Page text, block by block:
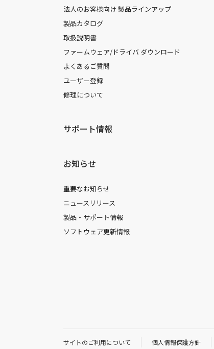
法人のお客様向け 製品ラインアップ
製品カタログ
取扱説明書
ファームウェア/ドライバ ダウンロード
よくあるご質問
ユーザー登録
修理について
サポート情報
お知らせ
重要なお知らせ
ニュースリリース
製品・サポート情報
ソフトウェア更新情報
サイトのご利用について 個人情報保護方針